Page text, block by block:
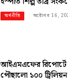
অর্থনীতি অক্টোবর 16,
আইএমএফের
পৌছালো ১০০